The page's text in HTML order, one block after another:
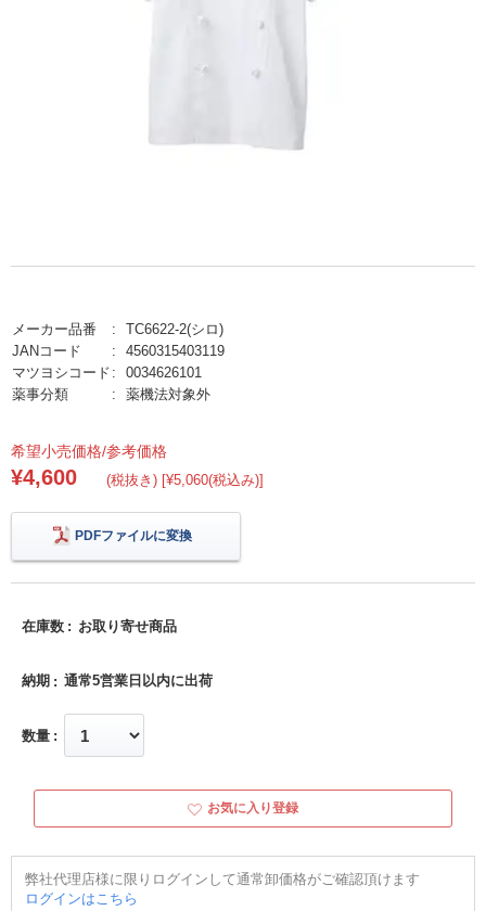
メーカー品番
TC6622-2(シロ)
JANコード
4560315403119
マツヨシコード
0034626101
薬事分類
薬機法対象外
希望小売価格/参考価格
¥4,600 (税抜き) [¥5,060(税込み)]
PDFファイルに変換
在庫数 お取り寄せ商品
納期 通常5営業日以内に出荷
数量
お気に入り登録
弊社代理店様に限りログインして通常卸価格がご確認頂けます
ログインはこちら